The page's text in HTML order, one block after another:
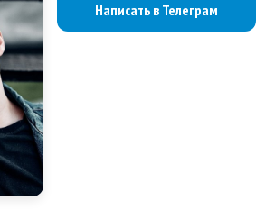
Написать в Телеграм